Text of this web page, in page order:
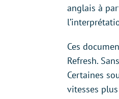
anglais à
Ces
Refresh.
Certaines
vitesses